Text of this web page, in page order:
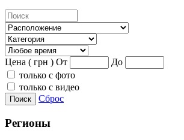
Цена ( грн ) От
До
только с фото
только с видео
Поиск Сброс
Регионы